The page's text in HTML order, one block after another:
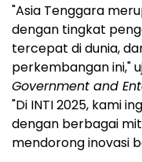
"Asia Tenggara
dengan tingkat
tercepat di dunia,
perkembangan ini,"
Government and
"Di INTI 2025, kami
dengan berbagai
mendorong inovasi